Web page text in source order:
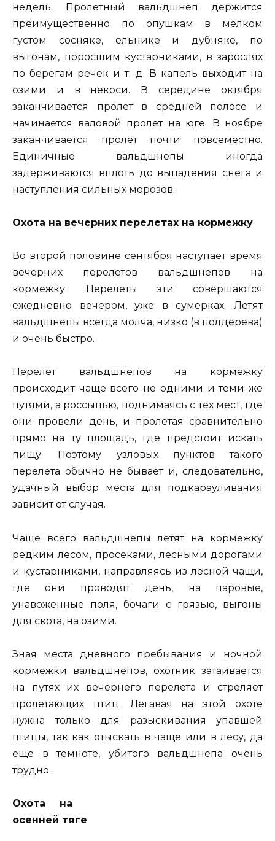
недель. Пролетный вальдшнеп держится
преимущественно по опушкам в мелком
густом сосняке, ельнике и дубняке, по
выгонам, поросшим кустарниками, в зарослях
по берегам речек и т. д. В капель выходит на
озими и в некоси. В середине октября
заканчивается пролет в средней полосе и
начинается валовой пролет на юге. В ноябре
заканчивается пролет почти повсеместно.
Единичные вальдшнепы иногда
задерживаются вплоть до выпадения снега и
наступления сильных морозов.
Охота на вечерних перелетах на кормежку
Во второй половине сентября наступает время
вечерних перелетов вальдшнепов на
кормежку. Перелеты эти совершаются
ежедневно вечером, уже в сумерках. Летят
вальдшнепы всегда молча, низко (в полдерева)
и очень быстро.
Перелет вальдшнепов на кормежку
происходит чаще всего не одними и теми же
путями, а россыпью, поднимаясь с тех мест, где
они провели день, и пролетая сравнительно
прямо на ту площадь, где предстоит искать
пищу. Поэтому узловых пунктов такого
перелета обычно не бывает и, следовательно,
удачный выбор места для подкарауливания
зависит от случая.
Чаще всего вальдшнепы летят на кормежку
редким лесом, просеками, лесными дорогами
и кустарниками, направляясь из лесной чащи,
где они проводят день, на паровые,
унавоженные поля, бочаги с грязью, выгоны
для скота, на озими.
Зная места дневного пребывания и ночной
кормежки вальдшнепов, охотник затаивается
на путях их вечернего перелета и стреляет
пролетающих птиц. Легавая на этой охоте
нужна только для разыскивания упавшей
птицы, так как отыскать в чаще или в лесу, да
еще в темноте, убитого вальдшнепа очень
трудно.
Охота на
осенней тяге